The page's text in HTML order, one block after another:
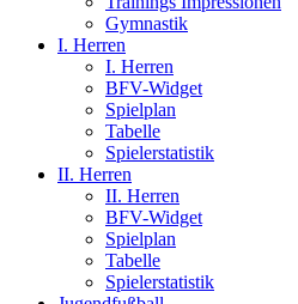
Gymnastik
I. Herren
I. Herren
BFV-Widget
Spielplan
Tabelle
Spielerstatistik
II. Herren
II. Herren
BFV-Widget
Spielplan
Tabelle
Spielerstatistik